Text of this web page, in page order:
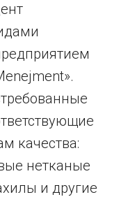
качества:
нетканые
и другие